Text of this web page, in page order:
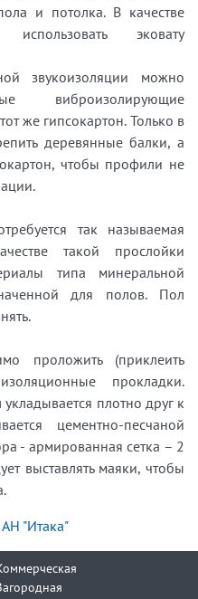
и потолка. В качестве
эковату
звукоизоляции можно
виброизолирующие
же гипсокартон. Только в
деревянные балки, а
чтобы профили не
так называемая
такой прослойки
типа минеральной
для полов. Пол
проложить (приклеить
прокладки.
плотно друг к
цементно-песчаной
- армированная сетка – 2
выставлять маяки, чтобы
"Итака"